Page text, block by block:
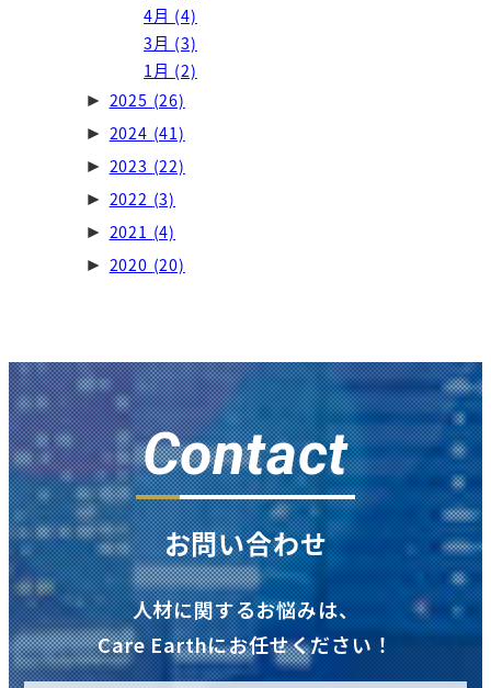
4月 (4)
3月 (3)
1月 (2)
► 2025 (26)
► 2024 (41)
► 2023 (22)
► 2022 (3)
► 2021 (4)
► 2020 (20)
Contact
お問い合わせ
人材に関するお悩みは、
Care Earthにお任せください！